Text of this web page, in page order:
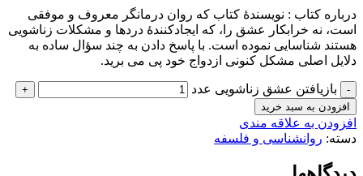
درباره كتاب : نویسندۀ کتاب که روان­ درمانگر معروف و موفقی
است، نه خرابکار عشق را، که ایجادکنندۀ دردها و مشکلات زناشویی
هستند شناسایی نموده است. با پاسخ دادن به چند سؤال ساده به
دلایل اصلی مشکل کنونی ازدواج خود پی می­ برید.
بازیافتن عشق زناشویی عدد
افزودن به سبد خرید
افزودن به علاقه مندی
دسته: روانشناسی و فلسفه